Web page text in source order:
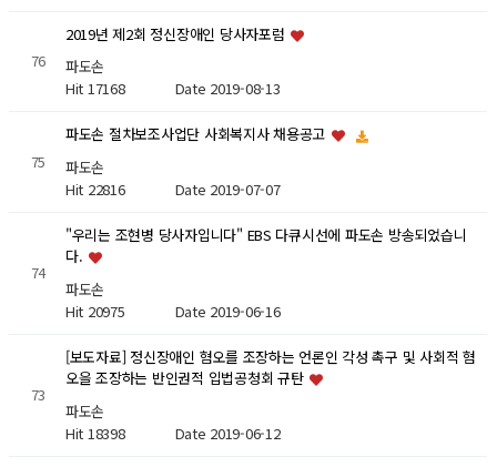
76
2019년 제2회 정신장애인 당사자포럼
파도손
Hit 17168 Date 2019-08-13
75
파도손 절차보조사업단 사회복지사 채용공고
파도손
Hit 22816 Date 2019-07-07
74
"우리는 조현병 당사자입니다" EBS 다큐시선에 파도손 방송되었습니
다.
파도손
Hit 20975 Date 2019-06-16
73
[보도자료] 정신장애인 혐오를 조장하는 언론인 각성 촉구 및 사회적 혐
오을 조장하는 반인권적 입법공청회 규탄
파도손
Hit 18398 Date 2019-06-12